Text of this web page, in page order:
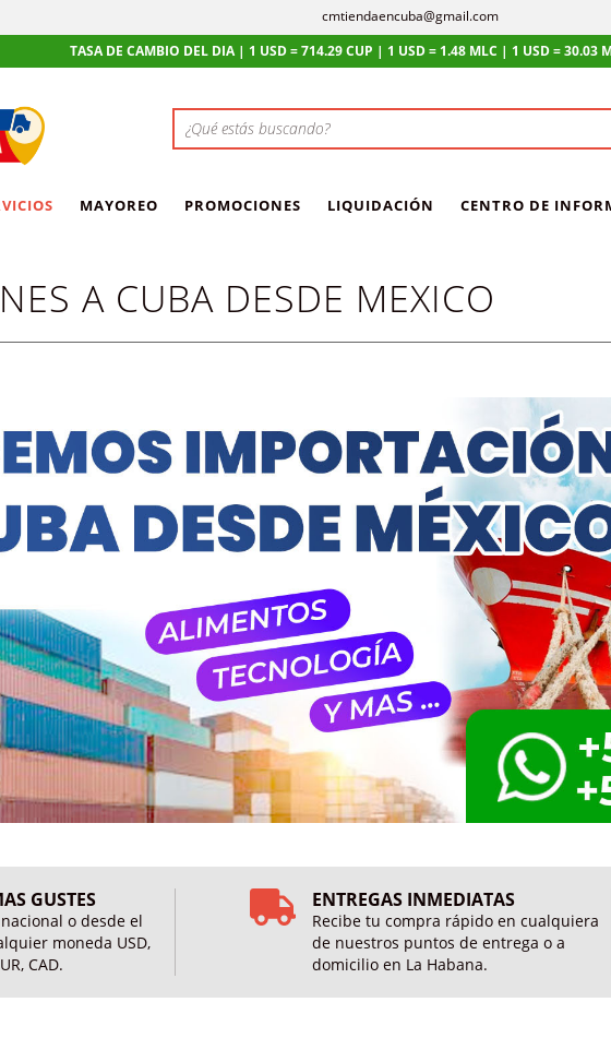
cmtiendaencuba@gmail.com
TASA DE CAMBIO DEL DIA | 1 USD = 714.29 CUP | 1 USD = 1.48 MLC | 1 USD = 30.03
MAYOREO PROMOCIONES LIQUIDACIÓN CENTRO DE
A CUBA DESDE MEXICO
GUSTES
o desde el
moneda USD,
CAD.
ENTREGAS INMEDIATAS
Recibe tu compra rápido en cualquiera
de nuestros puntos de entrega o a
domicilio en La Habana.